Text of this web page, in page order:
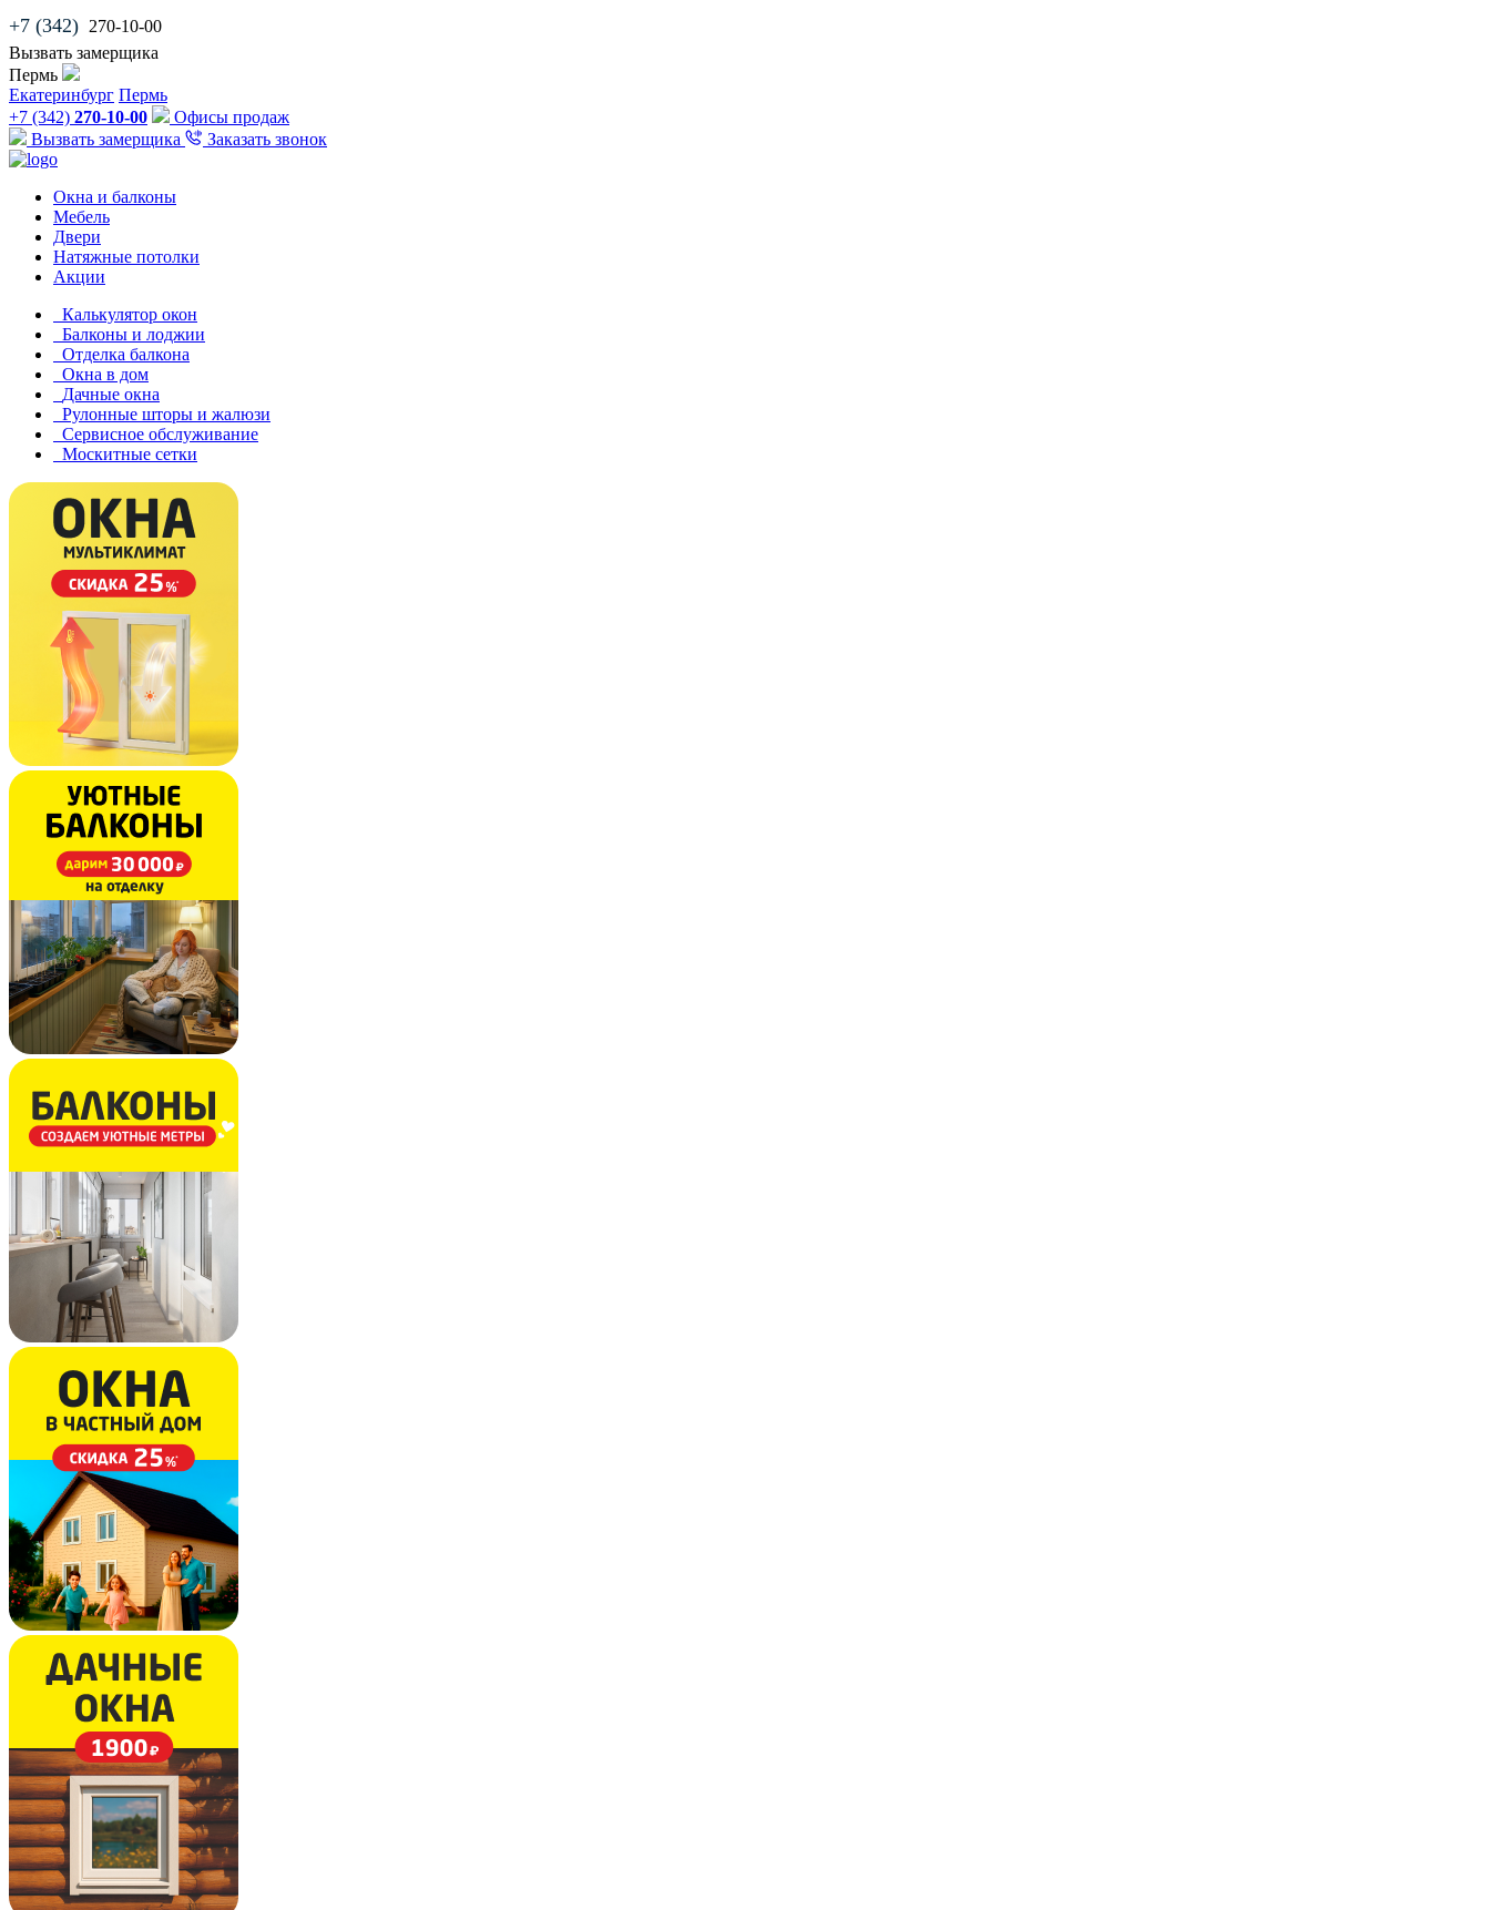
+7 (342) 270-10-00
Вызвать замерщика
Пермь
Екатеринбург Пермь
+7 (342) 270-10-00
Офисы продаж
Вызвать замерщика
Заказать звонок
Окна и балконы
Мебель
Двери
Натяжные потолки
Акции
Калькулятор окон
Балконы и лоджии
Отделка балкона
Окна в дом
Дачные окна
Рулонные шторы и жалюзи
Сервисное обслуживание
Москитные сетки